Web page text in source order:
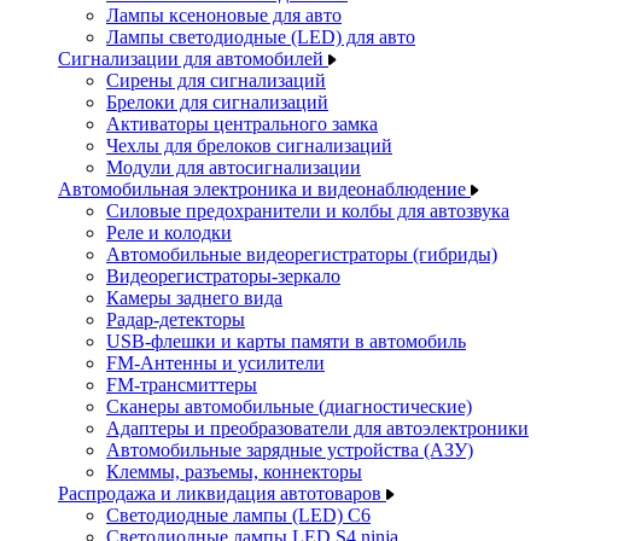
Лампы ксеноновые для авто
Лампы светодиодные (LED) для авто
Сигнализации для автомобилей
Сирены для сигнализаций
Брелоки для сигнализаций
Активаторы центрального замка
Чехлы для брелоков сигнализаций
Модули для автосигнализации
Автомобильная электроника и видеонаблюдение
Силовые предохранители и колбы для автозвука
Реле и колодки
Автомобильные видеорегистраторы (гибриды)
Видеорегистраторы-зеркало
Камеры заднего вида
Радар-детекторы
USB-флешки и карты памяти в автомобиль
FM-Антенны и усилители
FM-трансмиттеры
Сканеры автомобильные (диагностические)
Адаптеры и преобразователи для автоэлектроники
Автомобильные зарядные устройства (АЗУ)
Клеммы, разъемы, коннекторы
Распродажа и ликвидация автотоваров
Светодиодные лампы (LED) C6
Светодиодные лампы LED S4 ninja